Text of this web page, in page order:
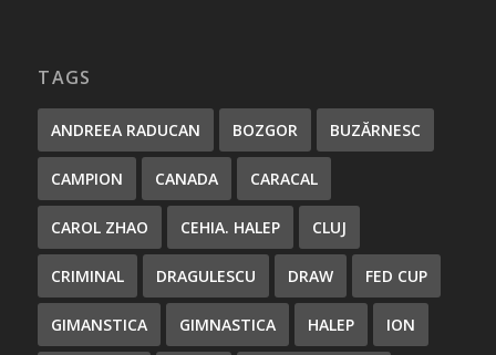
TAGS
ANDREEA RADUCAN BOZGOR BUZĂRNESC
CAMPION CANADA CARACAL
CAROL ZHAO CEHIA. HALEP CLUJ
CRIMINAL DRAGULESCU DRAW FED CUP
GIMANSTICA GIMNASTICA HALEP ION